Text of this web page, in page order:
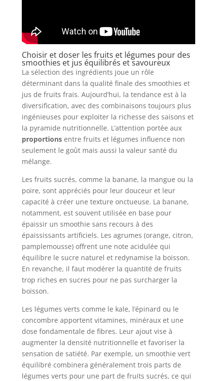
Choisir et doser les fruits et légumes pour des
smoothies et jus équilibrés et savoureux
La sélection des ingrédients joue un rôle
déterminant dans la qualité finale des smoothies et
jus de fruits frais. Aujourd’hui, la tendance est à la
diversification, avec des combinaisons toujours plus
ingénieuses pour exploiter la richesse des saisons et
la pyramide nutritionnelle. L’attention portée aux
proportionsentre fruits et légumes influence non
seulement le goût mais aussi la valeur santé du
mélange.
Les fruits sucrés, comme la banane, la mangue ou la
poire, sont appréciés pour leur douceur et leur
capacité à créer une texture onctueuse. La banane,
notamment, est souvent utilisée en base pour
épaissir un smoothie sans recours à des
épaississants artificiels. Les agrumes (orange, citron,
pamplemousse) offrent une note acidulée qui
équilibre le sucre naturel et redynamise la boisson.
En revanche, il faut modérer la quantité de fruits
trop riches en sucres pour ne pas surcharger la
boisson.
Les légumes verts comme le kale, l’épinard ou le
concombre apportent vitamines, minéraux et une
dose fondamentale de fibres. Leur ajout vise à
augmenter la densité nutritionnelle et favoriser la
sensation de satiété. Par exemple, un smoothie vert
équilibré combinera généralement trois parts de
légumes verts pour une part de fruits sucrés, ce qui